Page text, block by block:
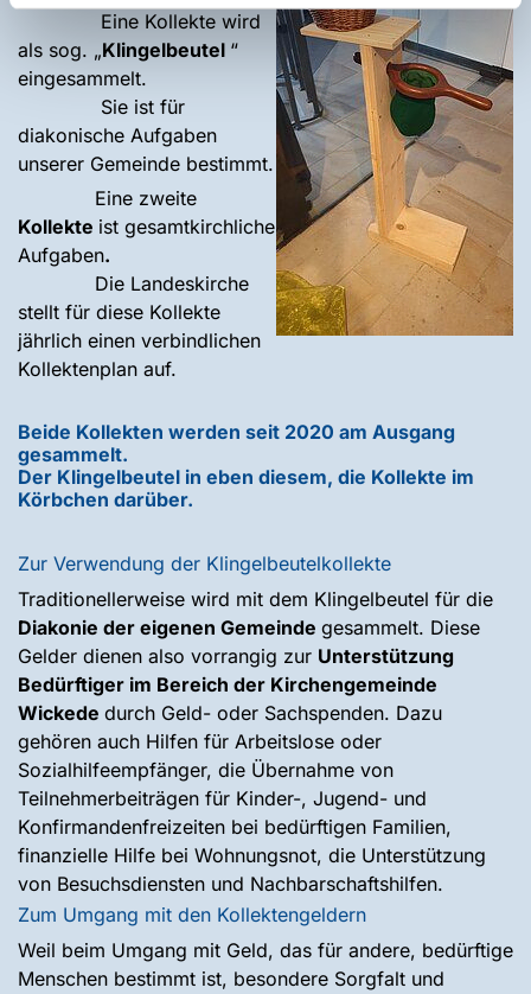
Eine Kollekte wird
als sog. „Klingelbeutel “
eingesammelt.
Sie ist für
diakonische Aufgaben
unserer Gemeinde bestimmt.
Eine zweite
Kollekte ist gesamtkirchliche
Aufgaben.
Die Landeskirche
stellt für diese Kollekte
jährlich einen verbindlichen
Kollektenplan auf.
Beide Kollekten werden seit 2020 am Ausgang
gesammelt.
Der Klingelbeutel in eben diesem, die Kollekte im
Körbchen darüber.
Zur Verwendung der Klingelbeutelkollekte
Traditionellerweise wird mit dem Klingelbeutel für die
Diakonie der eigenen Gemeinde gesammelt. Diese
Gelder dienen also vorrangig zur Unterstützung
Bedürftiger im Bereich der Kirchengemeinde
Wickede durch Geld- oder Sachspenden. Dazu
gehören auch Hilfen für Arbeitslose oder
Sozialhilfeempfänger, die Übernahme von
Teilnehmerbeiträgen für Kinder-, Jugend- und
Konfirmandenfreizeiten bei bedürftigen Familien,
finanzielle Hilfe bei Wohnungsnot, die Unterstützung
von Besuchsdiensten und Nachbarschaftshilfen.
Zum Umgang mit den Kollektengeldern
Weil beim Umgang mit Geld, das für andere, bedürftige
Menschen bestimmt ist, besondere Sorgfalt und